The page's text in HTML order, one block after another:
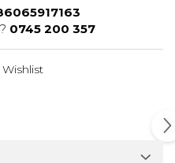
0745 200 357